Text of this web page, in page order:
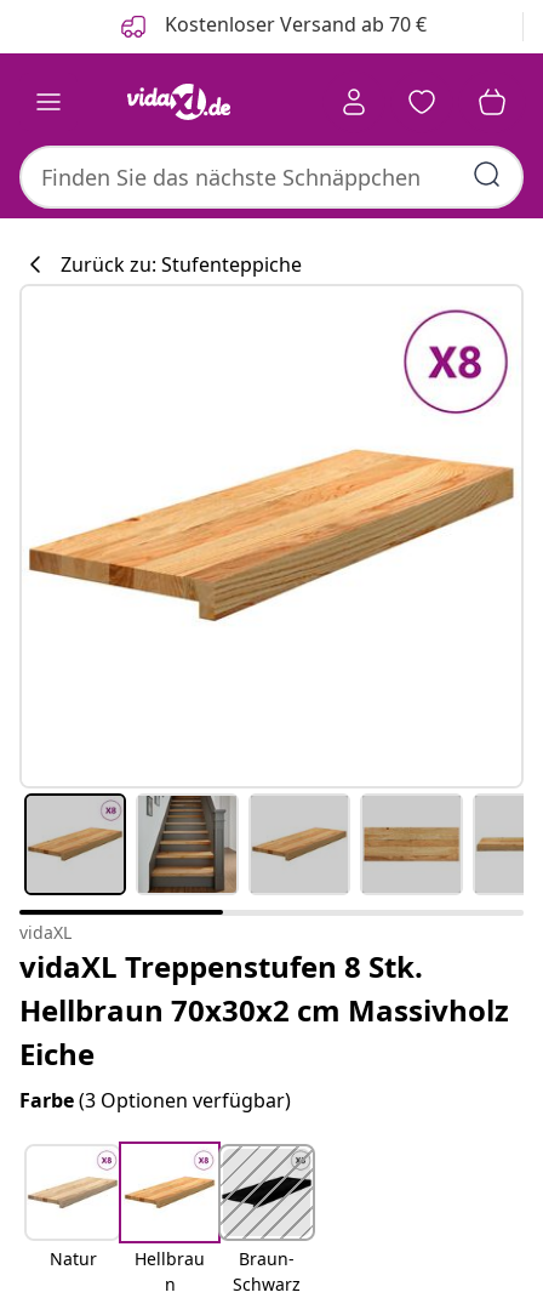
Kostenloser Versand ab 70 €
Zurück zu: Stufenteppiche
vidaXL
vidaXL Treppenstufen 8 Stk.
Hellbraun 70x30x2 cm Massivholz
Eiche
Farbe(3 Optionen verfügbar)
Natur
Hellbrau
n
Braun-
Schwarz